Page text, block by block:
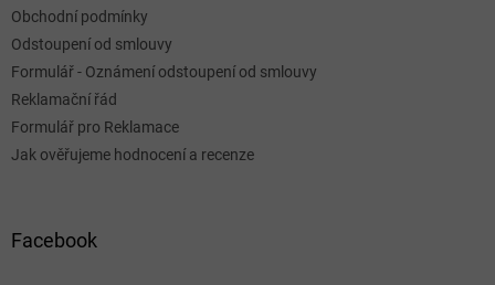
Obchodní podmínky
Odstoupení od smlouvy
Formulář - Oznámení odstoupení od smlouvy
Reklamační řád
Formulář pro Reklamace
Jak ověřujeme hodnocení a recenze
Facebook